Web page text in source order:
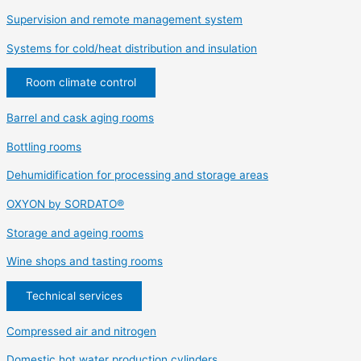
Supervision and remote management system
Systems for cold/heat distribution and insulation
Room climate control
Barrel and cask aging rooms
Bottling rooms
Dehumidification for processing and storage areas
OXYON by SORDATO®
Storage and ageing rooms
Wine shops and tasting rooms
Technical services
Compressed air and nitrogen